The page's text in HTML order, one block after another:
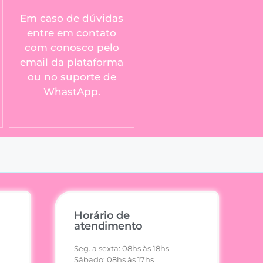
Em caso de dúvidas
entre em contato
com conosco pelo
email da plataforma
ou no suporte de
WhastApp.
Horário de
atendimento
Seg. a sexta: 08hs às 18hs
Sábado: 08hs às 17hs